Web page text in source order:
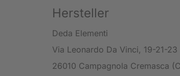
Hersteller
Deda Elementi
Via Leonardo Da Vinci, 19-21-23
26010 Campagnola Cremasca